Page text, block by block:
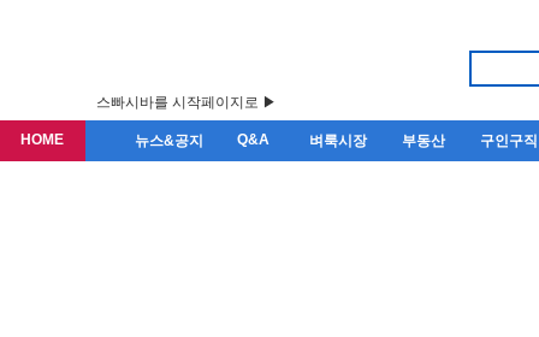
스빠시바를 시작페이지로 ▶
HOME 뉴스&공지 Q&A 벼룩시장 부동산 구인구직